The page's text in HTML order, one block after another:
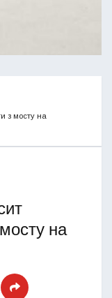
з мосту на
на